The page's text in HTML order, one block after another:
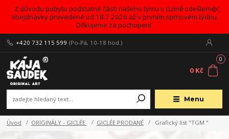
Z důvodu pobytu podstatné části našeho týmu v cizině odešleme
obejdnávky provedené od 18.7.2026 až v prvním sprnovém týdnu.
Děkujeme za pochopení.
Menu
+420 732 115 599 (Po-Pá, 10-18 hod.)
0
0 Kč
Úvod ORIGINÁLY - GICLÉE GICLÉE PRODANÉ Grafický list "TGM "